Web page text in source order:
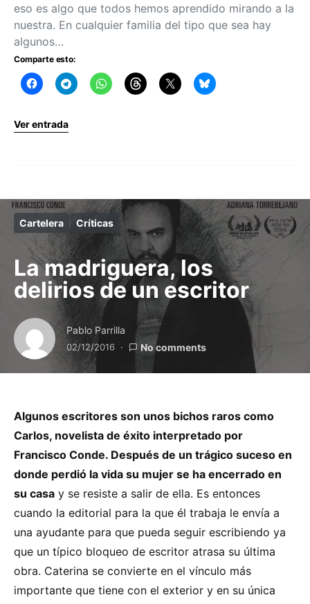
eso es algo que todos hemos aprendido mirando a la
nuestra. En cualquier familia del tipo que sea hay
algunos…
Comparte esto:
Ver entrada
Cartelera Críticas
La madriguera, los
delirios de un escritor
Pablo Parrilla
02/12/2016 No comments
Algunos escritores son unos bichos raros como
Carlos, novelista de éxito interpretado por
Francisco Conde. Después de un trágico suceso en
donde perdió la vida su mujer se ha encerrado en
su casa y se resiste a salir de ella. Es entonces
cuando la editorial para la que él trabaja le envía a
una ayudante para que pueda seguir escribiendo ya
que un típico bloqueo de escritor atrasa su última
obra. Caterina se convierte en el vínculo más
importante que tiene con el exterior y en su única